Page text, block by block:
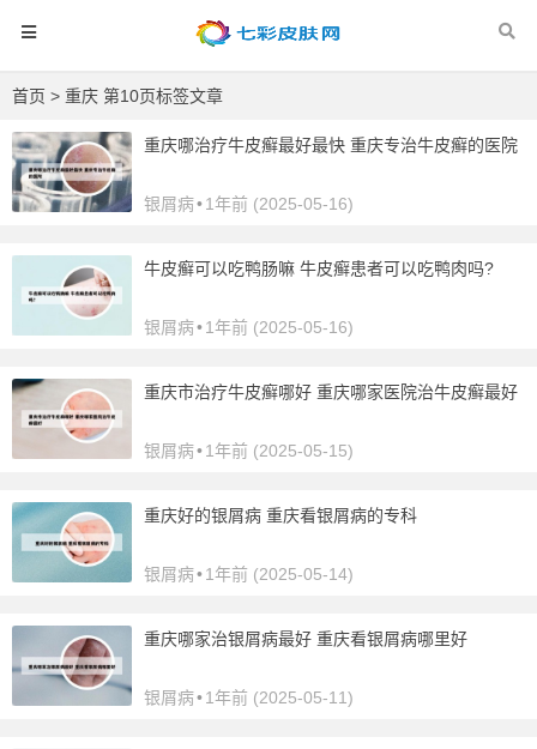
首页 > 重庆 第10页标签文章
重庆哪治疗牛皮癣最好最快 重庆专治牛皮癣的医院
银屑病•1年前 (2025-05-16)
牛皮癣可以吃鸭肠嘛 牛皮癣患者可以吃鸭肉吗?
银屑病•1年前 (2025-05-16)
重庆市治疗牛皮癣哪好 重庆哪家医院治牛皮癣最好
银屑病•1年前 (2025-05-15)
重庆好的银屑病 重庆看银屑病的专科
银屑病•1年前 (2025-05-14)
重庆哪家治银屑病最好 重庆看银屑病哪里好
银屑病•1年前 (2025-05-11)